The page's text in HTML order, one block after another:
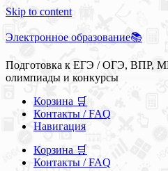
Skip to content
Электронное образование📚
Подготовка к ЕГЭ / ОГЭ, ВПР,
олимпиады и конкурсы
Корзина 🛒
Контакты / FAQ
Навигация
Корзина 🛒
Контакты / FAQ